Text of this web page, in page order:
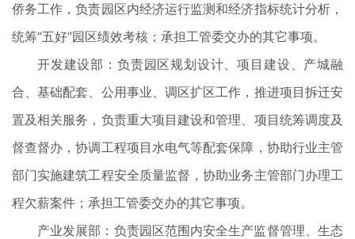
侨务工作，负责园区内经济运行监测和经济指标统计分析，
统筹“五好”园区绩效考核；承担工管委交办的其它事项。
开发建设部：负责园区规划设计、项目建设、产城融
合、基础配套、公用事业、调区扩区工作，推进项目拆迁安
置及相关服务，负责重大项目建设和管理、项目统筹调度及
督查督办，协调工程项目水电气等配套保障，协助行业主管
部门实施建筑工程安全质量监督，协助业务主管部门办理工
程欠薪案件；承担工管委交办的其它事项。
产业发展部：负责园区范围内安全生产监督管理、生态